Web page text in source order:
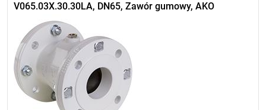
V065.03X.30.30LA, DN65, Zawór gumowy, AKO